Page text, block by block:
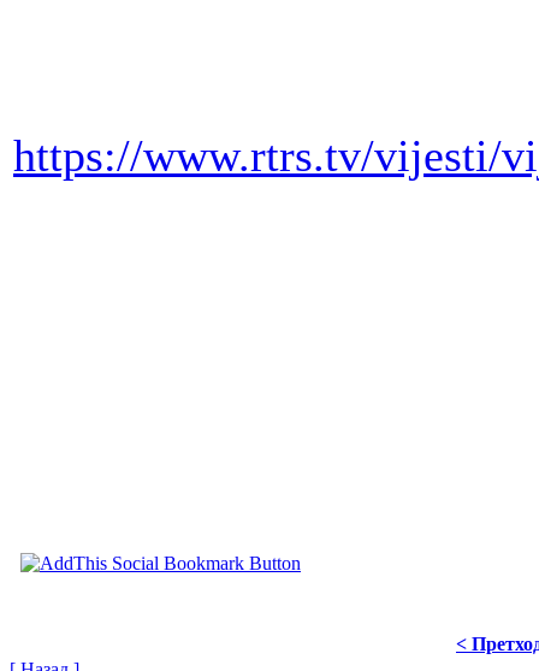
https://www.rtrs.tv/vijesti/
<